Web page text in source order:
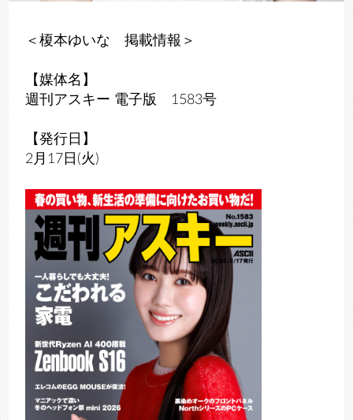
＜榎本ゆいな 掲載情報＞
【媒体名】
週刊アスキー 電子版 1583号
【発行日】
2月17日(火)